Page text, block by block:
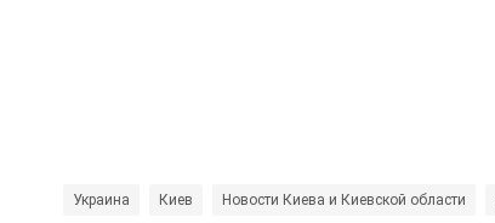
Украина Киев Новости Киева и Киевской области